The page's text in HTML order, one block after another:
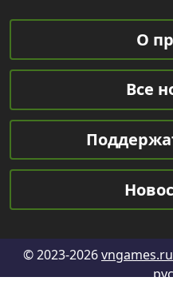
О
Все
© 2023-2026vngames.ru